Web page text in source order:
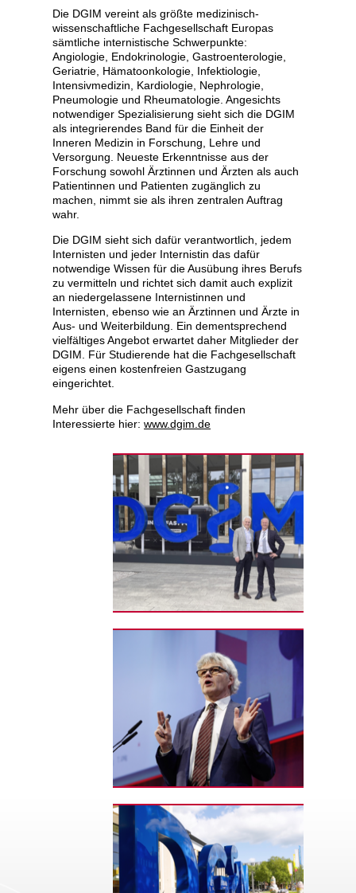
Die DGIM vereint als größte medizinisch-
wissenschaftliche Fachgesellschaft Europas
sämtliche internistische Schwerpunkte:
Angiologie, Endokrinologie, Gastroenterologie,
Geriatrie, Hämatoonkologie, Infektiologie,
Intensivmedizin, Kardiologie, Nephrologie,
Pneumologie und Rheumatologie. Angesichts
notwendiger Spezialisierung sieht sich die DGIM
als integrierendes Band für die Einheit der
Inneren Medizin in Forschung, Lehre und
Versorgung. Neueste Erkenntnisse aus der
Forschung sowohl Ärztinnen und Ärzten als auch
Patientinnen und Patienten zugänglich zu
machen, nimmt sie als ihren zentralen Auftrag
wahr.
Die DGIM sieht sich dafür verantwortlich, jedem
Internisten und jeder Internistin das dafür
notwendige Wissen für die Ausübung ihres Berufs
zu vermitteln und richtet sich damit auch explizit
an niedergelassene Internistinnen und
Internisten, ebenso wie an Ärztinnen und Ärzte in
Aus- und Weiterbildung. Ein dementsprechend
vielfältiges Angebot erwartet daher Mitglieder der
DGIM. Für Studierende hat die Fachgesellschaft
eigens einen kostenfreien Gastzugang
eingerichtet.
Mehr über die Fachgesellschaft finden
Interessierte hier: www.dgim.de